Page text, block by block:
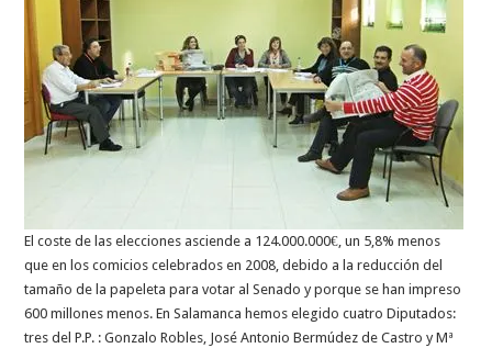
El coste de las elecciones asciende a 124.000.000€, un 5,8% menos
que en los comicios celebrados en 2008, debido a la reducción del
tamaño de la papeleta para votar al Senado y porque se han impreso
600 millones menos. En Salamanca hemos elegido cuatro Diputados:
tres del P.P. : Gonzalo Robles, José Antonio Bermúdez de Castro y Mª